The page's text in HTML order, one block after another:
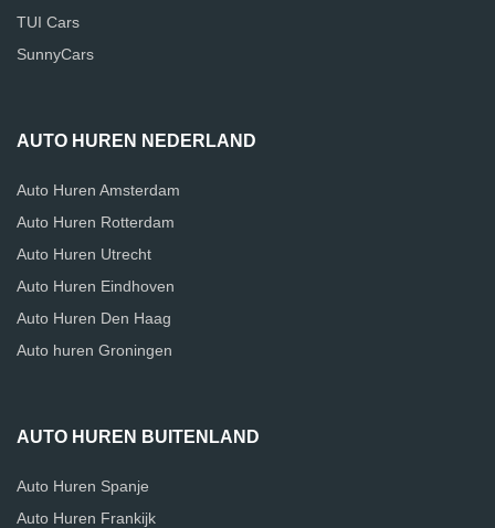
TUI Cars
SunnyCars
AUTO HUREN NEDERLAND
Auto Huren Amsterdam
Auto Huren Rotterdam
Auto Huren Utrecht
Auto Huren Eindhoven
Auto Huren Den Haag
Auto huren Groningen
AUTO HUREN BUITENLAND
Auto Huren Spanje
Auto Huren Frankijk